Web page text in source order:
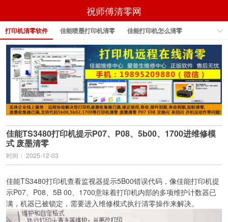
祝师傅清零网
打印机清零软件 佳能喷墨打印机清零
佳能打印机怎么清零
佳能打印机怎样清零
佳能打印机清零
佳能打印机清零软件
epson打印机清零软件
佳能TS3480打印机提示P07、P08、5b00、1700进维修模
式 废墨清零
时间： 2025-12-03
佳能TS3480打印机查看监视器提示5B00错误代码，像佳能打印机提
示P07、P08、5B 00、1700意味着打印机内部的多项维护计数器已
满，机器已被锁定，需要进入维修模式执行清零操作来解决。